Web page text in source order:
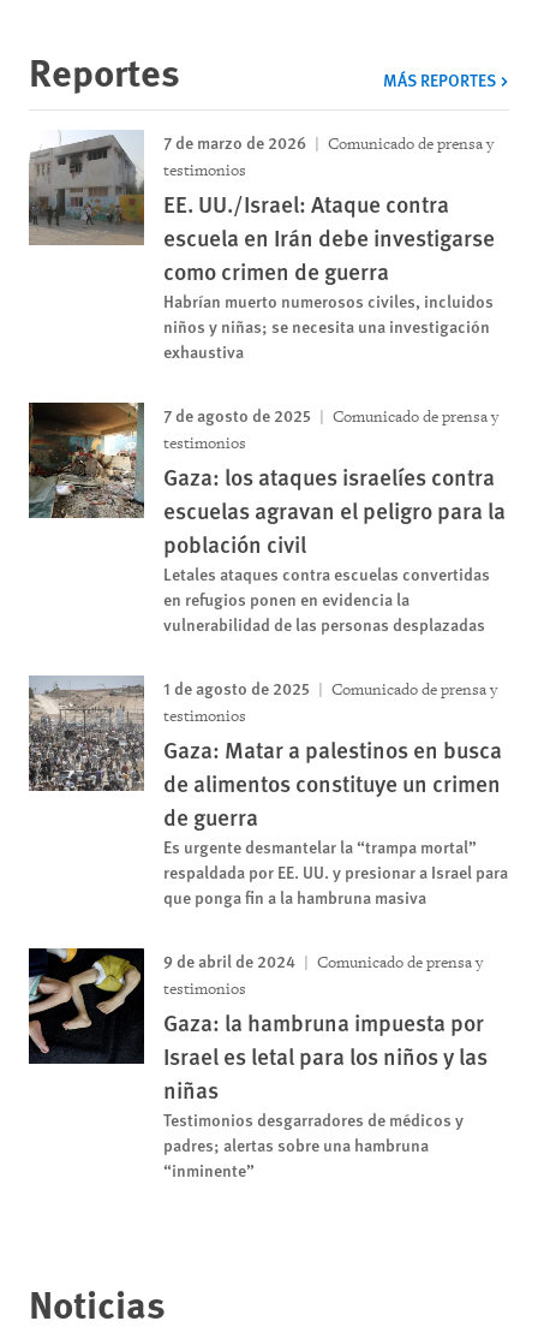
Reportes MÁS REPORTES
7 de marzo de 2026
Comunicado de prensa y
testimonios
EE. UU./Israel: Ataque contra
escuela en Irán debe investigarse
como crimen de guerra
Habrían muerto numerosos civiles, incluidos
niños y niñas; se necesita una investigación
exhaustiva
7 de agosto de 2025
Comunicado de prensa y
testimonios
Gaza: los ataques israelíes contra
escuelas agravan el peligro para la
población civil
Letales ataques contra escuelas convertidas
en refugios ponen en evidencia la
vulnerabilidad de las personas desplazadas
1 de agosto de 2025
Comunicado de prensa y
testimonios
Gaza: Matar a palestinos en busca
de alimentos constituye un crimen
de guerra
Es urgente desmantelar la “trampa mortal”
respaldada por EE. UU. y presionar a Israel para
que ponga fin a la hambruna masiva
9 de abril de 2024
Comunicado de prensa y
testimonios
Gaza: la hambruna impuesta por
Israel es letal para los niños y las
niñas
Testimonios desgarradores de médicos y
padres; alertas sobre una hambruna
“inminente”
Noticias